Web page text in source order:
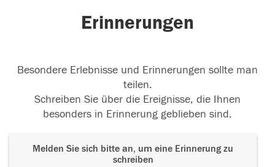
Erinnerungen
Besondere Erlebnisse und Erinnerungen sollte man
teilen.
Schreiben Sie über die Ereignisse, die Ihnen
besonders in Erinnerung geblieben sind.
Melden Sie sich bitte an, um eine Erinnerung zu
schreiben